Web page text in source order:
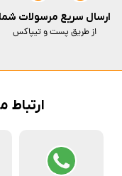
ارتباط
ارسال سریع مرسولات شما
از طریق پست و تیپاکس